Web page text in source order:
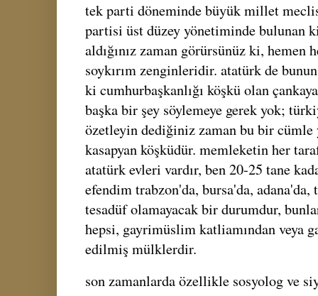
tek parti döneminde büyük millet
partisi üst düzey yönetiminde bulunan
aldığınız zaman görürsünüz ki, hemen
soykırım zenginleridir. atatürk de
ki cumhurbaşkanlığı köşkü olan
başka bir şey söylemeye gerek yok;
özetleyin dediğiniz zaman bu bir cümle
kasapyan köşküdür. memleketin her
atatürk evleri vardır, ben 20-25 tane
efendim trabzon'da, bursa'da,
tesadüf olamayacak bir durumdur,
hepsi, gayrimüslim katliamından veya
edilmiş mülklerdir.
son zamanlarda özellikle sosyolog ve